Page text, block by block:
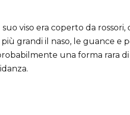
viso era coperto da
grandi il naso, le guance e
una forma rara